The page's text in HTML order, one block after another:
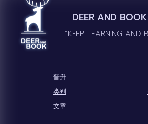
DEER AND
“KEEP LEARNING AND
晋升
类别
文章